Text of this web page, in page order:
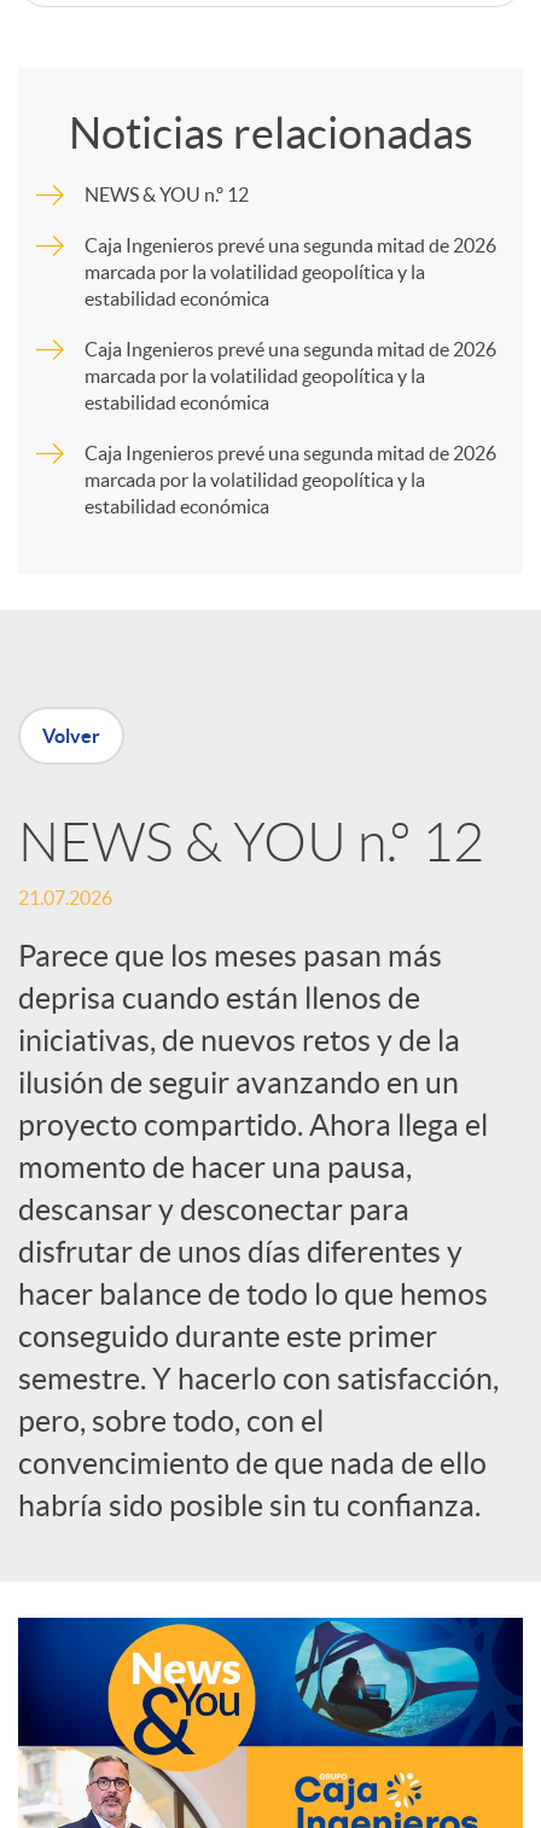
C
p
e
R
e
d
e
s
S
o
c
i
l
e
s
Noticias relacionadas
NEWS & YOU n.º 12
Caja Ingenieros prevé una segunda mitad de 2026
marcada por la volatilidad geopolítica y la
estabilidad económica
Caja Ingenieros prevé una segunda mitad de 2026
marcada por la volatilidad geopolítica y la
estabilidad económica
Caja Ingenieros prevé una segunda mitad de 2026
marcada por la volatilidad geopolítica y la
estabilidad económica
Volver
NEWS & YOU n.º 12
21.07.2026
Parece que los meses pasan más
deprisa cuando están llenos de
iniciativas, de nuevos retos y de la
ilusión de seguir avanzando en un
proyecto compartido. Ahora llega el
momento de hacer una pausa,
descansar y desconectar para
disfrutar de unos días diferentes y
hacer balance de todo lo que hemos
conseguido durante este primer
semestre. Y hacerlo con satisfacción,
pero, sobre todo, con el
convencimiento de que nada de ello
habría sido posible sin tu confianza.